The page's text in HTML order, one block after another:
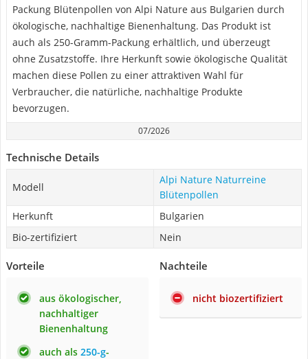
Packung Blütenpollen von Alpi Nature aus Bulgarien durch
ökologische, nachhaltige Bienenhaltung. Das Produkt ist
auch als 250-Gramm-Packung erhältlich, und überzeugt
ohne Zusatzstoffe. Ihre Herkunft sowie ökologische Qualität
machen diese Pollen zu einer attraktiven Wahl für
Verbraucher, die natürliche, nachhaltige Produkte
bevorzugen.
07/2026
Technische Details
Modell
Alpi Nature Naturreine
Blütenpollen
Herkunft
Bulgarien
Bio-zertifiziert
Nein
Vorteile
aus ökologischer,
nachhaltiger
Bienenhaltung
auch als 250-g-
Nachteile
nicht biozertifiziert